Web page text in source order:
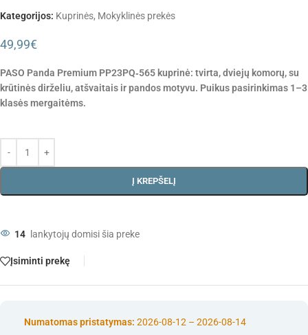
Kategorijos: Kuprinės, Mokyklinės prekės
49,99€
PASO Panda Premium PP23PQ‑565 kuprinė: tvirta, dviejų komorų, su
krūtinės dirželiu, atšvaitais ir pandos motyvu. Puikus pasirinkimas 1–3
klasės mergaitėms.
Į KREPŠELĮ
14 lankytojų domisi šia preke
Įsiminti prekę
Numatomas pristatymas: 2026-08-12 – 2026-08-14